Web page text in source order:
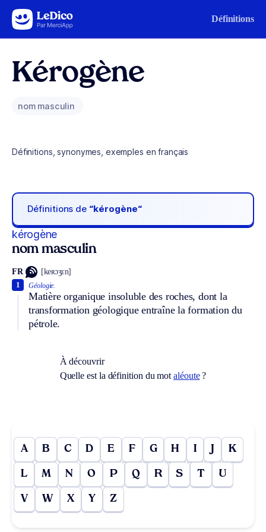
Aller au contenu Définitions
Kérogène
nom masculin
Définitions, synonymes, exemples en français
Définitions de “kérogène“
kérogène
nom masculin
FR [keʀɔʒɛn]
Géologie.
Matière organique insoluble des roches, dont la
transformation géologique entraîne la formation du
pétrole.
1
À découvrir
Quelle est la définition du motaléoute?
A B C D E F G H I J K
L M N O P Q R S T U
V W X Y Z